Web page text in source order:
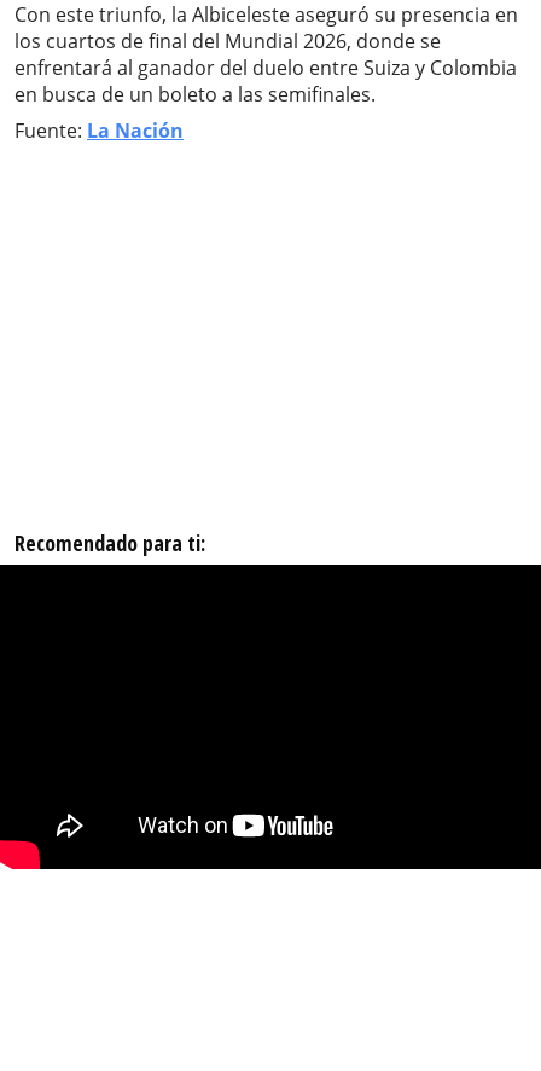
Con este triunfo, la Albiceleste aseguró su presencia en
los cuartos de final del Mundial 2026, donde se
enfrentará al ganador del duelo entre Suiza y Colombia
en busca de un boleto a las semifinales.
Fuente: La Nación
Recomendado para ti: